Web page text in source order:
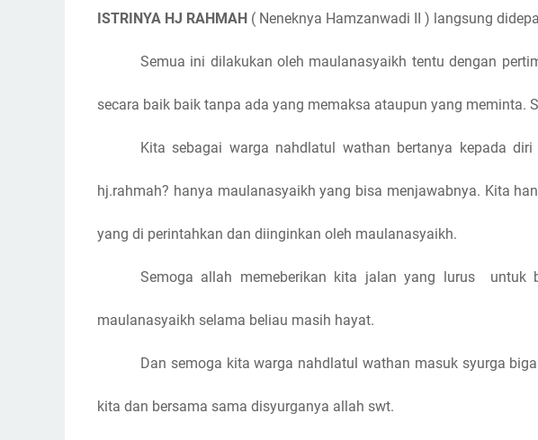
ISTRINYA HJ RAHMAH ( Neneknya Hamzanwadi II ) langsung
Semua ini dilakukan oleh maulanasyaikh tentu dengan
secara baik baik tanpa ada yang memaksa ataupun yang meminta.
Kita sebagai warga nahdlatul wathan bertanya kepada
hj.rahmah? hanya maulanasyaikh yang bisa menjawabnya. Kita
yang di perintahkan dan diinginkan oleh maulanasyaikh.
Semoga allah memeberikan kita jalan yang lurus untuk
maulanasyaikh selama beliau masih hayat.
Dan semoga kita warga nahdlatul wathan masuk syurga
kita dan bersama sama disyurganya allah swt.